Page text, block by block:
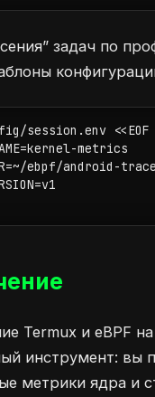
задач по
session.env <<EOF
metrics
ebpf/android-
Termux и eBPF
инструмент: вы
метрики ядра и